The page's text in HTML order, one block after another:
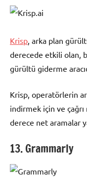
Krisp , arka plan
derecede etkili olan,
gürültü giderme
Krisp, operatörlerin
indirmek için ve
derece net aramalar
13. Grammarly